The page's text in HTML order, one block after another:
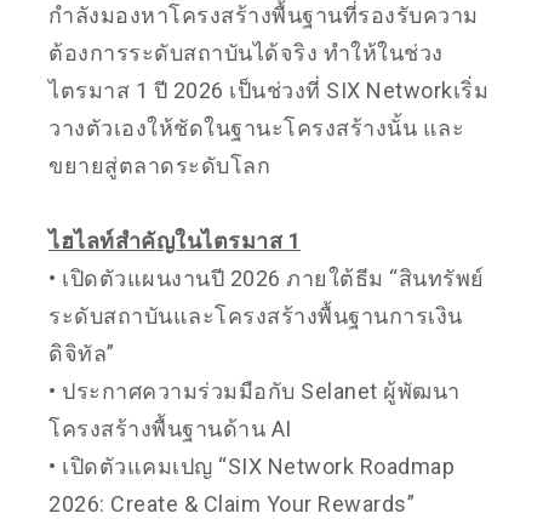
กำลังมองหาโครงสร้างพื้นฐานที่รองรับความ
ต้องการระดับสถาบันได้จริง ทำให้ในช่วง
ไตรมาส 1 ปี 2026 เป็นช่วงที่ SIX Networkเริ่ม
วางตัวเองให้ชัดในฐานะโครงสร้างนั้น และ
ขยายสู่ตลาดระดับโลก
ไฮไลท์สำคัญในไตรมาส 1
• เปิดตัวแผนงานปี 2026 ภายใต้ธีม “สินทรัพย์
ระดับสถาบันและโครงสร้างพื้นฐานการเงิน
ดิจิทัล”
• ประกาศความร่วมมือกับ Selanet ผู้พัฒนา
โครงสร้างพื้นฐานด้าน AI
• เปิดตัวแคมเปญ “SIX Network Roadmap
2026: Create & Claim Your Rewards”